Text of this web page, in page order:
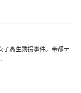
子高生誘拐事件。帝都テ